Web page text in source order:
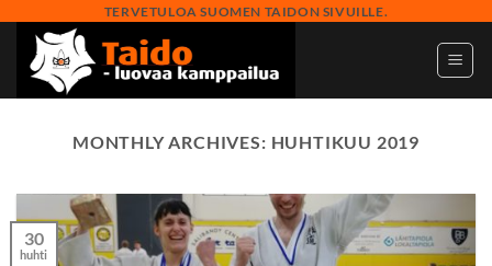
content
TERVETULOA SUOMEN TAIDON SIVUILLE.
MONTHLY ARCHIVES: HUHTIKUU 2019
30
huhti